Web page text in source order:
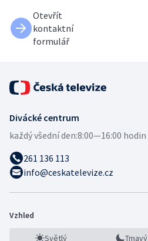
Otevřít
kontaktní
formulář
Divácké centrum
každý všední den:8:00—16:00 hodin
261 136 113
info@ceskatelevize.cz
Vzhled
Světlý Tmavý